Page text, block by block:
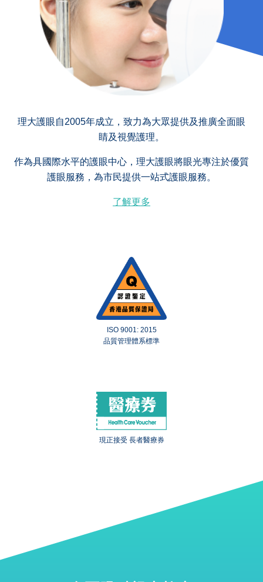
理大護眼自2005年成立，致力為大眾提供及推廣全面眼
睛及視覺護理。
作為具國際水平的護眼中心，理大護眼將眼光專注於優質
護眼服務，為市民提供一站式護眼服務。
了解更多
ISO 9001: 2015
品質管理體系標準
現正接受 長者醫療券